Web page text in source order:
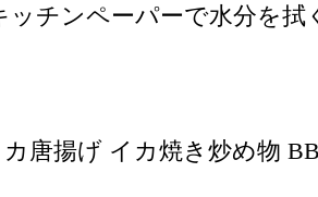
チンペーパーで水分を拭
唐揚げ イカ焼き炒め物